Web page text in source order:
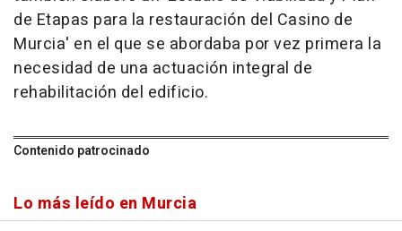
de Etapas para la restauración del Casino de
Murcia' en el que se abordaba por vez primera la
necesidad de una actuación integral de
rehabilitación del edificio.
Contenido patrocinado
Lo más leído en Murcia